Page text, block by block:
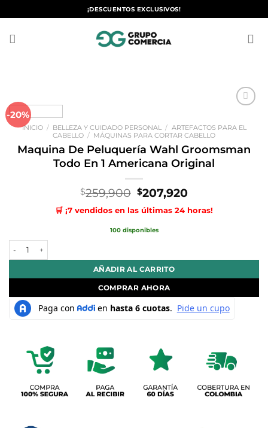
al
¡DESCUENTOS EXCLUSIVOS!
-20%
lista de
INICIO / BELLEZA Y CUIDADO PERSONAL / ARTEFACTOS PARA EL
CABELLO / MÁQUINAS PARA CORTAR CABELLO
Maquina De Peluquería Wahl Groomsman
Todo En 1 Americana Original
$259,900 El
precio
original
era:
$207,920El
precio
actual
🛒 ¡7 vendidos en las últimas 24 horas!
100 disponibles
AÑADIR AL CARRITO
COMPRAR AHORA